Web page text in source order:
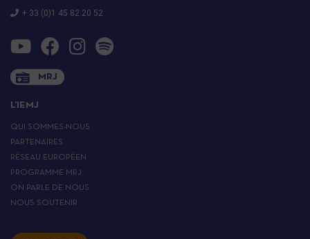
+ 33 (0)1 45 82 20 52
MRJ
L’IEMJ
QUI SOMMES-NOUS
PARTENAIRES
RÉSEAU EUROPÉEN
PROGRAMME MRJ
ON PARLE DE NOUS
NOUS SOUTENIR